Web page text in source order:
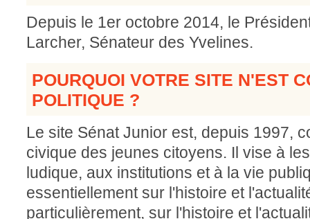
Depuis le 1er octobre 2014, le
Larcher, Sénateur des Yvelines.
POURQUOI VOTRE SITE N'EST
POLITIQUE ?
Le site Sénat Junior est, depuis 1997,
civique des jeunes citoyens. Il vise à
ludique, aux institutions et à la vie
essentiellement sur l'histoire et
particulièrement, sur l'histoire et